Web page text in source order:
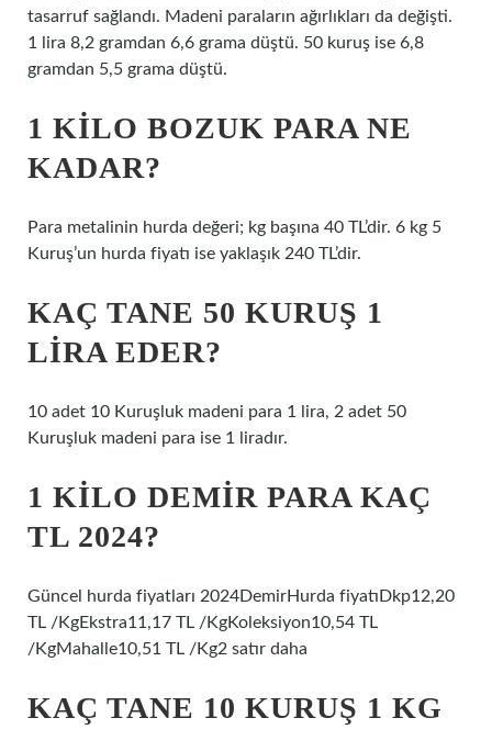
tasarruf sağlandı. Madeni paraların ağırlıkları da değişti.
1 lira 8,2 gramdan 6,6 grama düştü. 50 kuruş ise 6,8
gramdan 5,5 grama düştü.
1 KILO BOZUK PARA NE
KADAR?
Para metalinin hurda değeri; kg başına 40 TL’dir. 6 kg 5
Kuruş’un hurda fiyatı ise yaklaşık 240 TL’dir.
KAÇ TANE 50 KURUŞ 1
LIRA EDER?
10 adet 10 Kuruşluk madeni para 1 lira, 2 adet 50
Kuruşluk madeni para ise 1 liradır.
1 KILO DEMIR PARA KAÇ
TL 2024?
Güncel hurda fiyatları 2024DemirHurda fiyatıDkp12,20
TL /KgEkstra11,17 TL /KgKoleksiyon10,54 TL
/KgMahalle10,51 TL /Kg2 satır daha
KAÇ TANE 10 KURUŞ 1 KG